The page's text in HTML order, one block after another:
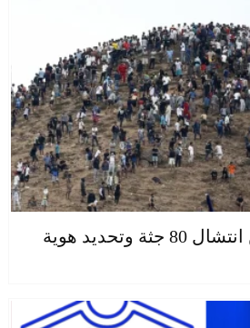
سلطات سبتة تعلن انتشال 80 جثة وتحديد هوية